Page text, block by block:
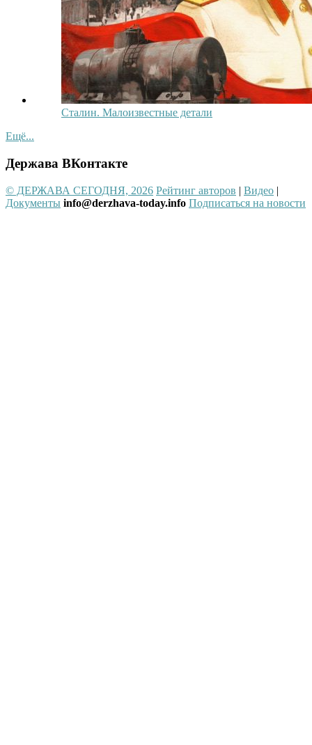
Сталин. Малоизвестные детали
Ещё...
Держава ВКонтакте
© ДЕРЖАВА СЕГОДНЯ, 2026 Рейтинг авторов | Видео |
Документы info@derzhava-today.info Подписаться на новости